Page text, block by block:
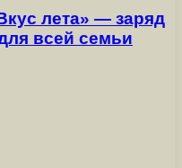
лета» — заряд
всей семьи